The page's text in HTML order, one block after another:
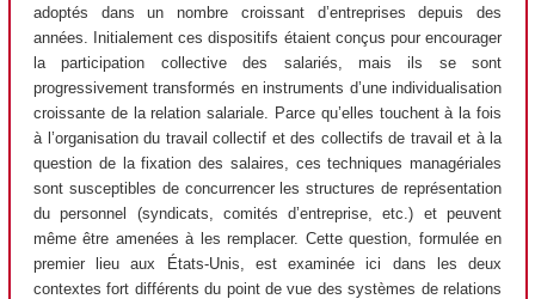
adoptés dans un nombre croissant d’entreprises depuis des
années. Initialement ces dispositifs étaient conçus pour encourager
la participation collective des salariés, mais ils se sont
progressivement transformés en instruments d’une individualisation
croissante de la relation salariale. Parce qu’elles touchent à la fois
à l’organisation du travail collectif et des collectifs de travail et à la
question de la fixation des salaires, ces techniques managériales
sont susceptibles de concurrencer les structures de représentation
du personnel (syndicats, comités d’entreprise, etc.) et peuvent
même être amenées à les remplacer. Cette question, formulée en
premier lieu aux États-Unis, est examinée ici dans les deux
contextes fort différents du point de vue des systèmes de relations